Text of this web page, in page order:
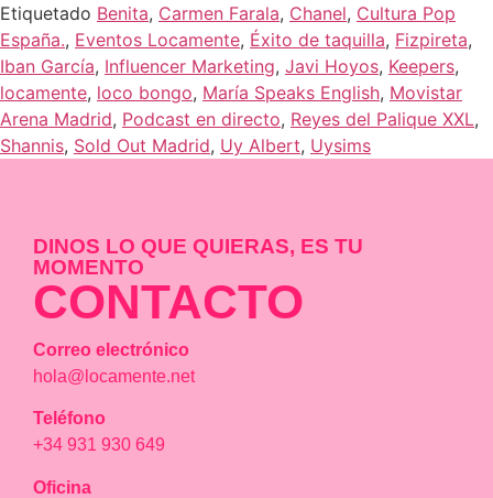
Etiquetado Benita, Carmen Farala, Chanel, Cultura Pop
España., Eventos Locamente, Éxito de taquilla, Fizpireta,
Iban García, Influencer Marketing, Javi Hoyos, Keepers,
locamente, loco bongo, María Speaks English, Movistar
Arena Madrid, Podcast en directo, Reyes del Palique XXL,
Shannis, Sold Out Madrid, Uy Albert, Uysims
DINOS LO QUE QUIERAS, ES TU
MOMENTO
CONTACTO
Correo electrónico
hola@locamente.net
Teléfono
+34 931 930 649
Oficina